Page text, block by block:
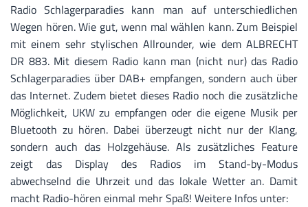
Radio Schlagerparadies kann man auf unterschiedlichen
Wegen hören. Wie gut, wenn mal wählen kann. Zum Beispiel
mit einem sehr stylischen Allrounder, wie dem ALBRECHT
DR 883. Mit diesem Radio kann man (nicht nur) das Radio
Schlagerparadies über DAB+ empfangen, sondern auch über
das Internet. Zudem bietet dieses Radio noch die zusätzliche
Möglichkeit, UKW zu empfangen oder die eigene Musik per
Bluetooth zu hören. Dabei überzeugt nicht nur der Klang,
sondern auch das Holzgehäuse. Als zusätzliches Feature
zeigt das Display des Radios im Stand-by-Modus
abwechselnd die Uhrzeit und das lokale Wetter an. Damit
macht Radio-hören einmal mehr Spaß! Weitere Infos unter: